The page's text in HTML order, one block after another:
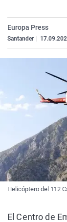
Europa Press
Santander
Helicóptero del 112
El Centro de